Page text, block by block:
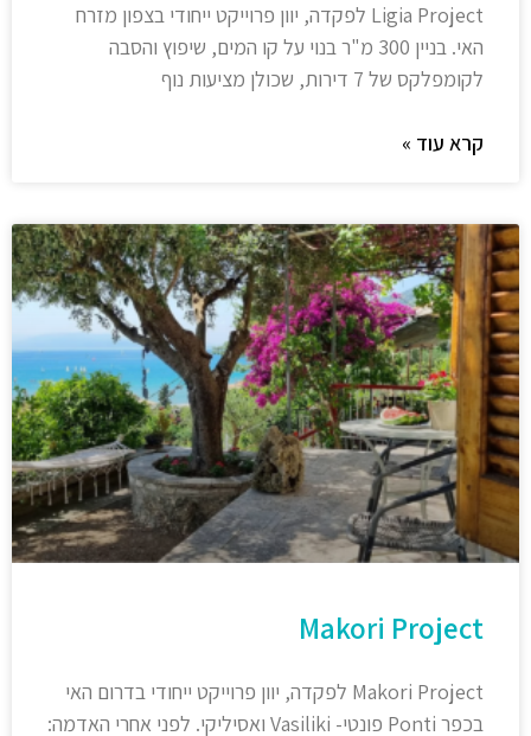
Ligia Project לפקדה, יוון פרוייקט ייחודי בצפון מזרח
האי. בניין 300 מ"ר בנוי על קו המים, שיפוץ והסבה
לקומפלקס של 7 דירות, שכולן מציעות נוף
קרא עוד »
Makori Project
Makori Project לפקדה, יוון פרוייקט ייחודי בדרום האי
בכפר Ponti פונטי- Vasiliki ואסיליקי. לפני אחרי האדמה: